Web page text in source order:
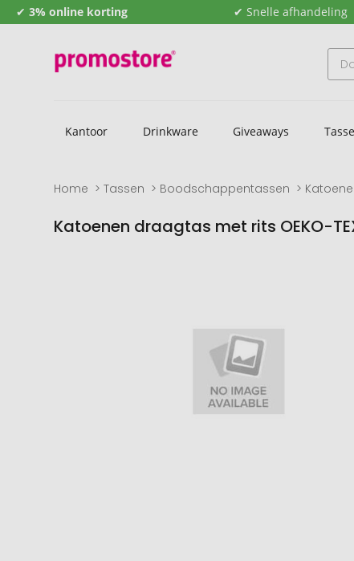
✔ 3% online korting ✔ Snelle afhandeling
Kantoor Drinkware Giveaways
Home Tassen Boodschappentassen
Katoenen draagtas met rits OEKO-